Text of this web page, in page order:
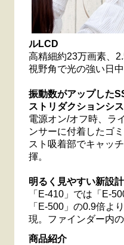
ルLCD
高精細約23万画素、
視野角で光の強い日
振動数がアップした
ストリダクションシ
電源オン/オフ時、ラ
ンサーに付着したゴ
スト吸着部でキャッ
揮。
明るく見やすい新設
「E-410」では「E-
「E-500」の0.9倍よ
現。ファインダー内
商品紹介